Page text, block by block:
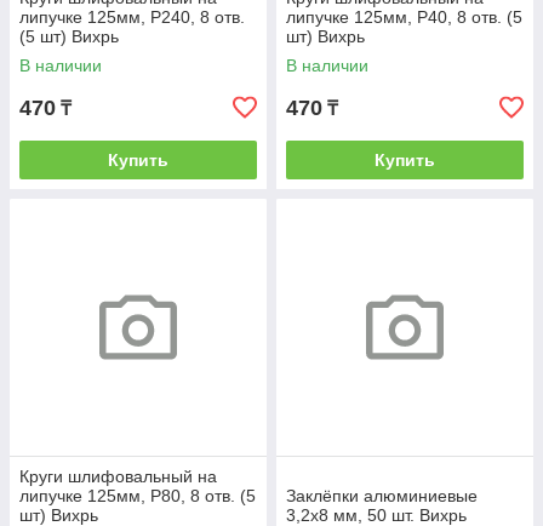
липучке 125мм, P240, 8 отв.
(5 шт) Вихрь
В наличии
470 ₸
Купить
липучке 125мм, P40, 8 отв. (5
шт) Вихрь
В наличии
470 ₸
Купить
Круги шлифовальный на
липучке 125мм, P80, 8 отв. (5
шт) Вихрь
Заклёпки алюминиевые
3,2х8 мм, 50 шт. Вихрь